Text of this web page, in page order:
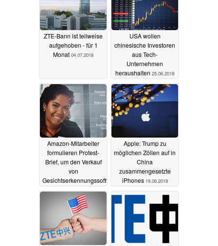
ZTE-Bann ist teilweise
aufgehoben - für 1
Monat 04.07.2018
USA wollen
chinesische Investoren
aus Tech-
Unternehmen
heraushalten 25.06.2018
Amazon-Mitarbeiter
formulieren Protest-
Brief, um den Verkauf
von
Gesichtserkennungssoftware
an die US-Behörden
zu stoppen22.06.2018
Apple: Trump zu
möglichen Zöllen auf in
China
zusammengesetzte
iPhones 19.06.2018